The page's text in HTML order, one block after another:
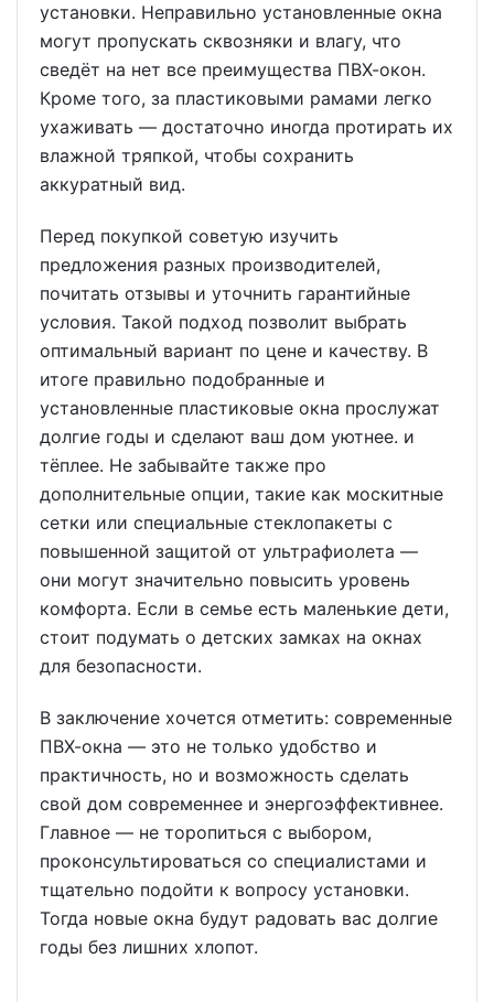
установки. Неправильно установленные окна
могут пропускать сквозняки и влагу, что
сведёт на нет все преимущества ПВХ-окон.
Кроме того, за пластиковыми рамами легко
ухаживать — достаточно иногда протирать их
влажной тряпкой, чтобы сохранить
аккуратный вид.
Перед покупкой советую изучить
предложения разных производителей,
почитать отзывы и уточнить гарантийные
условия. Такой подход позволит выбрать
оптимальный вариант по цене и качеству. В
итоге правильно подобранные и
установленные пластиковые окна прослужат
долгие годы и сделают ваш дом уютнее. и
тёплее. Не забывайте также про
дополнительные опции, такие как москитные
сетки или специальные стеклопакеты с
повышенной защитой от ультрафиолета —
они могут значительно повысить уровень
комфорта. Если в семье есть маленькие дети,
стоит подумать о детских замках на окнах
для безопасности.
В заключение хочется отметить: современные
ПВХ-окна — это не только удобство и
практичность, но и возможность сделать
свой дом современнее и энергоэффективнее.
Главное — не торопиться с выбором,
проконсультироваться со специалистами и
тщательно подойти к вопросу установки.
Тогда новые окна будут радовать вас долгие
годы без лишних хлопот.